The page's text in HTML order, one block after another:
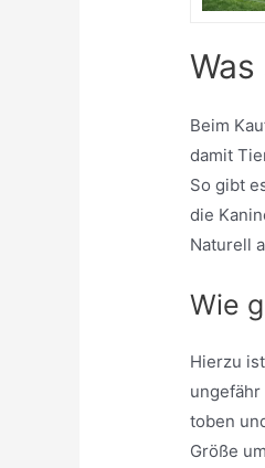
Beim
damit
So gibt
die
Naturell
Wie
Hierzu
toben
Größe